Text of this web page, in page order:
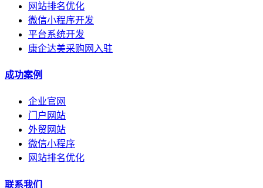
网站排名优化
微信小程序开发
平台系统开发
康企达美采购网入驻
成功案例
企业官网
门户网站
外贸网站
微信小程序
网站排名优化
联系我们